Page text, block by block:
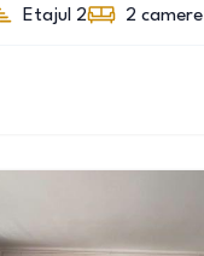
Etajul 2 2 camere